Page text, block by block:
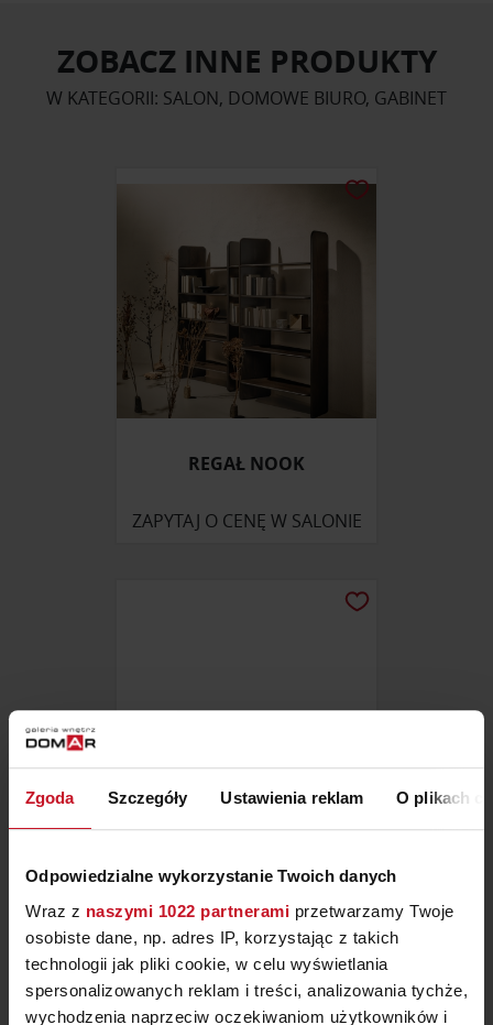
Zgoda Szczegóły Ustawienia reklam O plikach
Odpowiedzialne wykorzystanie Twoich danych
Wraz z naszymi 1022 partnerami przetwarzamy Twoje
osobiste dane, np. adres IP, korzystając z takich
technologii jak pliki cookie, w celu wyświetlania
spersonalizowanych reklam i treści, analizowania tychże,
wychodzenia naprzeciw oczekiwaniom użytkowników i
ZOBACZ INNE PRODUKTY
W KATEGORII: SALON, DOMOWE BIURO, GABINET
REGAŁ NOOK
ZAPYTAJ O CENĘ W SALONIE
SZAFKA RTV ALF ITALIA
OCEANUM
ZAPYTAJ O CENĘ W SALONIE